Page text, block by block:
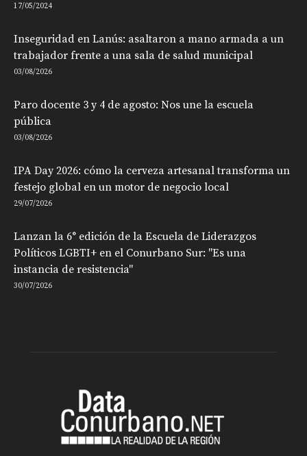
17/05/2024
Inseguridad en Lanús: asaltaron a mano armada a un
trabajador frente a una sala de salud municipal
03/08/2026
Paro docente 3 y 4 de agosto: Nos une la escuela
pública
03/08/2026
IPA Day 2026: cómo la cerveza artesanal transforma un
festejo global en un motor de negocio local
29/07/2026
Lanzan la 6° edición de la Escuela de Liderazgos
Políticos LGBTI+ en el Conurbano Sur: "Es una
instancia de resistencia"
30/07/2026